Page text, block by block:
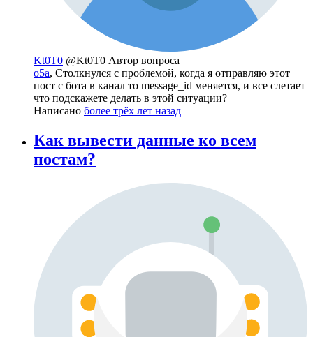
Kt0T0 @Kt0T0 Автор вопроса
o5a, Столкнулся с проблемой, когда я отправляю этот
пост с бота в канал то message_id меняется, и все слетает
что подскажете делать в этой ситуации?
Написано более трёх лет назад
Как вывести данные ко всем
постам?